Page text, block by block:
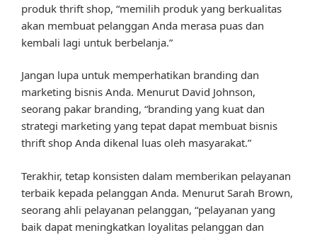
produk thrift shop, “memilih produk yang berkualitas
akan membuat pelanggan Anda merasa puas dan
kembali lagi untuk berbelanja.”
Jangan lupa untuk memperhatikan branding dan
marketing bisnis Anda. Menurut David Johnson,
seorang pakar branding, “branding yang kuat dan
strategi marketing yang tepat dapat membuat bisnis
thrift shop Anda dikenal luas oleh masyarakat.”
Terakhir, tetap konsisten dalam memberikan pelayanan
terbaik kepada pelanggan Anda. Menurut Sarah Brown,
seorang ahli pelayanan pelanggan, “pelayanan yang
baik dapat meningkatkan loyalitas pelanggan dan